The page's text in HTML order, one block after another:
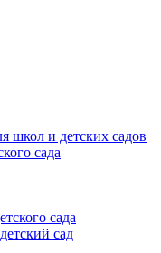
школ и детских садов
сада
сада
сад